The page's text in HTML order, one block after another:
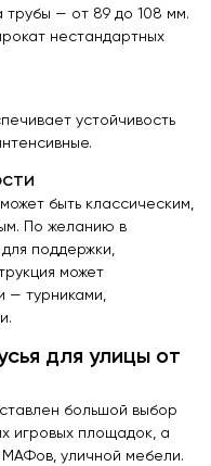
— от 89 до 108 мм.
нестандартных
устойчивость
быть классическим,
По желанию в
поддержки,
может
— турниками,
для улицы от
большой выбор
игровых площадок, а
уличной мебели.